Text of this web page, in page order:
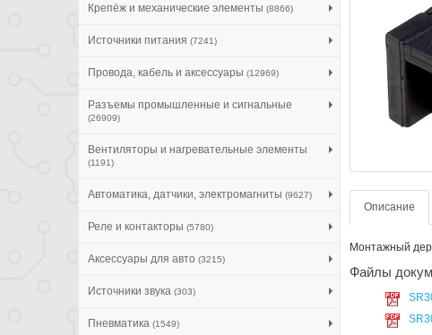
Крепёж и механические элементы (8866)
Источники питания (7241)
Провода, кабель и аксессуары (12969)
Разъемы промышленные и сигнальные
(26909)
Вентиляторы и нагревательные элементы
(1191)
Автоматика, датчики, электромагниты (9627)
Реле и контакторы (5780)
Аксессуары для авто (3215)
Источники звука (303)
Пневматика (1549)
Описание
Монтажный
Файлы